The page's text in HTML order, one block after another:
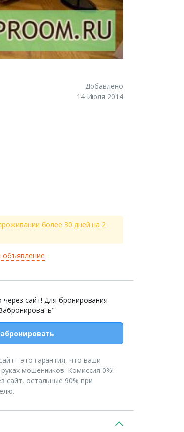
Добавлено
14 Июля 2014
более 30 дней на 2
объявление
через сайт! Для бронирования
- это гарантия, что ваши
мошенников. Комиссия 0%!
сайт, остальные 90% при